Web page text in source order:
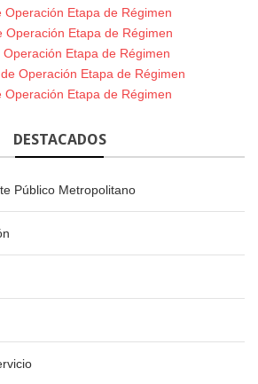
Etapa de Régimen
Operación Etapa de Régimen
Etapa de Régimen
Operación Etapa de Régimen
Operación Etapa de Régimen
DESTACADOS
Público Metropolitano